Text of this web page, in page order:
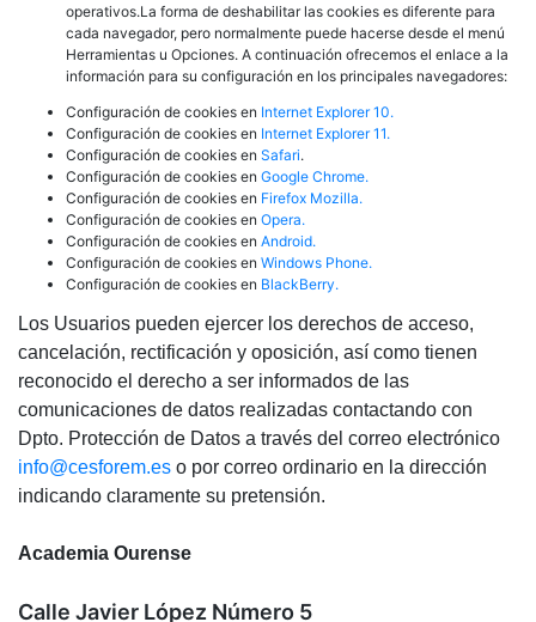
operativos.La forma de deshabilitar las cookies es diferente para
cada navegador, pero normalmente puede hacerse desde el menú
Herramientas u Opciones. A continuación ofrecemos el enlace a la
información para su configuración en los principales navegadores:
Configuración de cookies en Internet Explorer 10.
Configuración de cookies en Internet Explorer 11.
Configuración de cookies en Safari.
Configuración de cookies en Google Chrome.
Configuración de cookies en Firefox Mozilla.
Configuración de cookies en Opera.
Configuración de cookies en Android.
Configuración de cookies en Windows Phone.
Configuración de cookies en BlackBerry.
Los Usuarios pueden ejercer los derechos de acceso,
cancelación, rectificación y oposición, así como tienen
reconocido el derecho a ser informados de las
comunicaciones de datos realizadas contactando con
Dpto. Protección de Datos a través del correo electrónico
info@cesforem.es o por correo ordinario en la dirección
indicando claramente su pretensión.
Academia Ourense
Calle Javier López Número 5